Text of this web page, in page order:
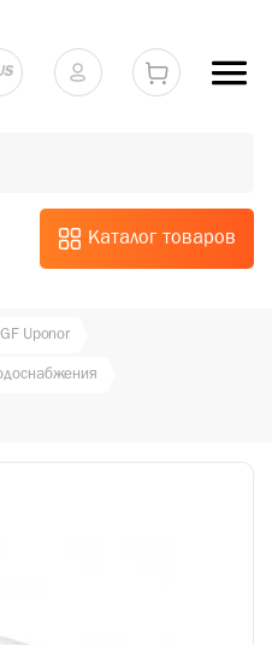
Каталог товаров
Uponor